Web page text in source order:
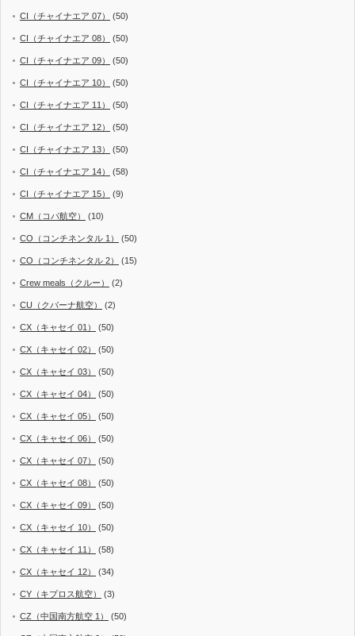
CI（チャイナエア 07） (50)
CI（チャイナエア 08） (50)
CI（チャイナエア 09） (50)
CI（チャイナエア 10） (50)
CI（チャイナエア 11） (50)
CI（チャイナエア 12） (50)
CI（チャイナエア 13） (50)
CI（チャイナエア 14） (58)
CI（チャイナエア 15） (9)
CM（コパ航空） (10)
CO（コンチネンタル 1） (50)
CO（コンチネンタル 2） (15)
Crew meals（クルー） (2)
CU（クバーナ航空） (2)
CX（キャセイ 01） (50)
CX（キャセイ 02） (50)
CX（キャセイ 03） (50)
CX（キャセイ 04） (50)
CX（キャセイ 05） (50)
CX（キャセイ 06） (50)
CX（キャセイ 07） (50)
CX（キャセイ 08） (50)
CX（キャセイ 09） (50)
CX（キャセイ 10） (50)
CX（キャセイ 11） (58)
CX（キャセイ 12） (34)
CY（キプロス航空） (3)
CZ（中国南方航空 1） (50)